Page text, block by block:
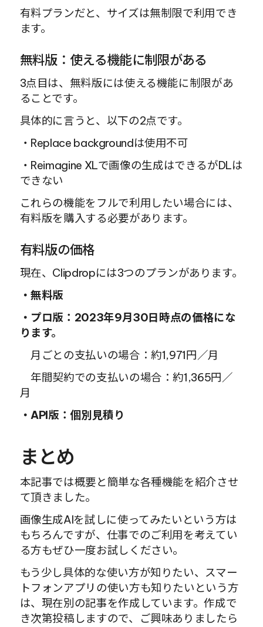
有料プランだと、サイズは無制限で利用でき
ます。
無料版：使える機能に制限がある
3点目は、無料版には使える機能に制限があ
ることです。
具体的に言うと、以下の2点です。
・Replace backgroundは使用不可
・Reimagine XLで画像の生成はできるがDLは
できない
これらの機能をフルで利用したい場合には、
有料版を購入する必要があります。
有料版の価格
現在、Clipdropには3つのプランがあります。
・無料版
・プロ版：2023年9月30日時点の価格にな
ります。
月ごとの支払いの場合：約1,971円／月
年間契約での支払いの場合：約1,365円／
月
・API版：個別見積り
まとめ
本記事では概要と簡単な各種機能を紹介させ
て頂きました。
画像生成AIを試しに使ってみたいという方は
もちろんですが、仕事でのご利用を考えてい
る方もぜひ一度お試しください。
もう少し具体的な使い方が知りたい、スマー
トフォンアプリの使い方も知りたいという方
は、現在別の記事を作成しています。作成で
き次第投稿しますので、ご興味ありましたら